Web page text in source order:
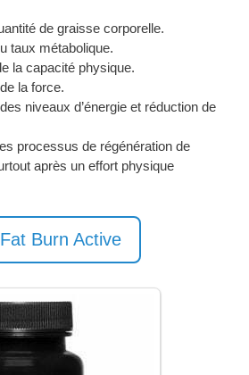
de graisse corporelle.
taux métabolique.
la capacité physique.
la force.
niveaux d’énergie et réduction de
processus de régénération de
après un effort physique
Burn Active